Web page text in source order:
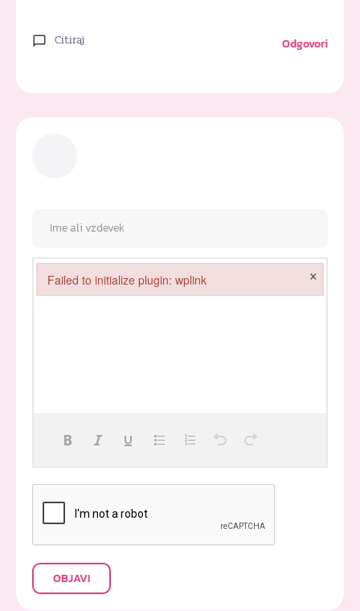
Citiraj Odgovori
OBJAVI
Failed to initialize plugin: wplink ×
Failed to initialize plugin: wplink